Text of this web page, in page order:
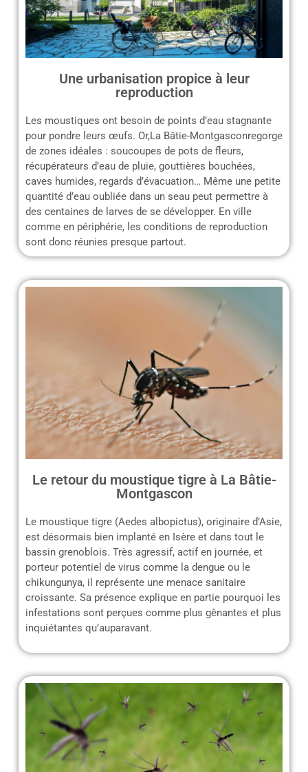
Une urbanisation propice à leur
reproduction
Les moustiques ont besoin de points d’eau stagnante
pour pondre leurs œufs. Or,La Bâtie-Montgasconregorge
de zones idéales : soucoupes de pots de fleurs,
récupérateurs d’eau de pluie, gouttières bouchées,
caves humides, regards d’évacuation… Même une petite
quantité d’eau oubliée dans un seau peut permettre à
des centaines de larves de se développer. En ville
comme en périphérie, les conditions de reproduction
sont donc réunies presque partout.
Le retour du moustique tigre à La Bâtie-
Montgascon
Le moustique tigre (Aedes albopictus), originaire d’Asie,
est désormais bien implanté en Isère et dans tout le
bassin grenoblois. Très agressif, actif en journée, et
porteur potentiel de virus comme la dengue ou le
chikungunya, il représente une menace sanitaire
croissante. Sa présence explique en partie pourquoi les
infestations sont perçues comme plus gênantes et plus
inquiétantes qu’auparavant.